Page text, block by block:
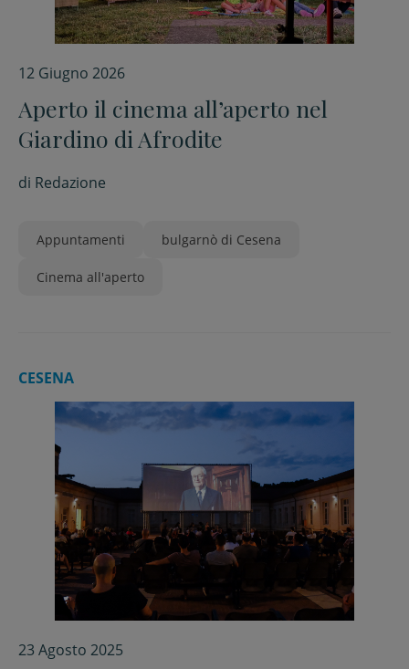
12 Giugno 2026
Aperto il cinema all’aperto nel
Giardino di Afrodite
di Redazione
Appuntamenti bulgarnò di Cesena
Cinema all'aperto
CESENA
23 Agosto 2025